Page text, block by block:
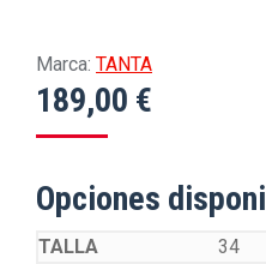
Marca: TANTA
189,00 €
Opciones
34